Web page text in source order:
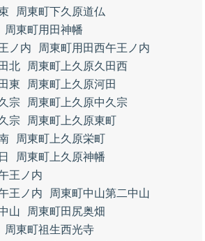
周東町下久原道仏
周東町用田神幡
ノ内
周東町用田西午王ノ内
北
周東町上久原久田西
東
周東町上久原河田
宗
周東町上久原中久宗
宗
周東町上久原東町
周東町上久原栄町
周東町上久原神幡
王ノ内
王ノ内
周東町中山第二中山
山
周東町田尻奥畑
周東町祖生西光寺